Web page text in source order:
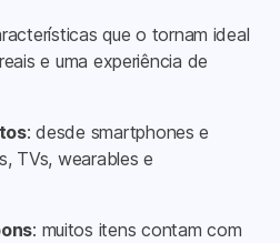
que o tornam ideal
e uma experiência de
: desde smartphones e
TVs, wearables e
: muitos itens contam com